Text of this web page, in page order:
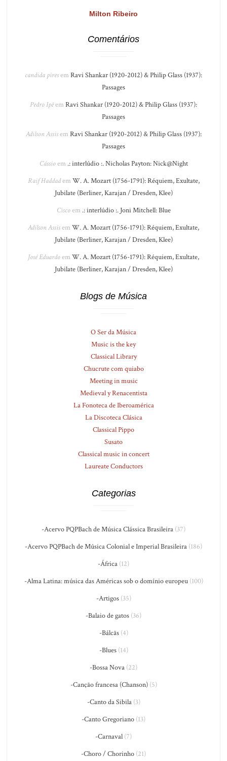
Milton Ribeiro
Comentários
candida piresem Ravi Shankar (1920-2012) & Philip Glass (1937):
Passages
Pedro Ipêem Ravi Shankar (1920-2012) & Philip Glass (1937):
Passages
Adilson Assisem Ravi Shankar (1920-2012) & Philip Glass (1937):
Passages
Cássioem .: interlúdio :. Nicholas Payton: Nick@Night
Raif Haddadem W. A. Mozart (1756-1791): Réquiem, Exultate,
Jubilate (Berliner, Karajan / Dresden, Klee)
Ciscoem .: interlúdio :. Joni Mitchell: Blue
Adilson Assisem W. A. Mozart (1756-1791): Réquiem, Exultate,
Jubilate (Berliner, Karajan / Dresden, Klee)
José Eduardoem W. A. Mozart (1756-1791): Réquiem, Exultate,
Jubilate (Berliner, Karajan / Dresden, Klee)
Blogs de Música
O Ser da Música
Music is the key
Classical Library
Chucrute com quiabo
Meeting in music
Medieval y Renacentista
La Fonoteca de Iberoamérica
La Discoteca Clásica
Classical Pippo
Susato
Classical music in concert
Laureate Conductors
Categorias
-Acervo PQPBach de Música Clássica Brasileira (37)
-Acervo PQPBach de Música Colonial e Imperial Brasileira (186)
-África (12)
-Alma Latina: música das Américas sob o domínio europeu(100)
-Artigos(35)
-Balaio de gatos (36)
-Bálcãs(4)
-Blues(14)
-Bossa Nova (22)
-Canção francesa (Chanson)(5)
-Canto da Sibila(3)
-Canto Gregoriano (13)
-Carnaval (7)
-Choro / Chorinho (21)